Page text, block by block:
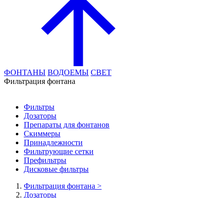
ФОНТАНЫ ВОДОЕМЫ СВЕТ
Фильтрация фонтана
Фильтры
Дозаторы
Препараты для фонтанов
Скиммеры
Принадлежности
Фильтрующие сетки
Префильтры
Дисковые фильтры
Фильтрация фонтана >
Дозаторы